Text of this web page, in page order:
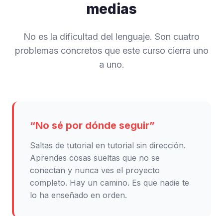
medias
No es la dificultad del lenguaje. Son cuatro
problemas concretos que este curso cierra uno
a uno.
“No sé por dónde seguir”
Saltas de tutorial en tutorial sin dirección.
Aprendes cosas sueltas que no se
conectan y nunca ves el proyecto
completo. Hay un camino. Es que nadie te
lo ha enseñado en orden.